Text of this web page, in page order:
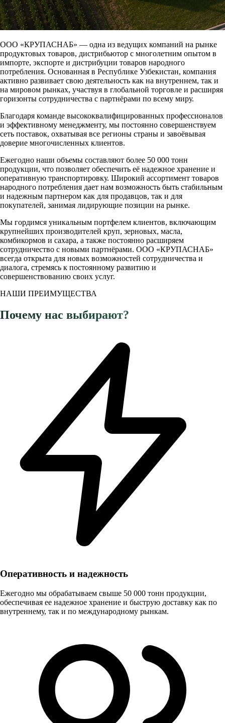
ООО «КРУПАСНАБ» — одна из ведущих компаний на рынке
продуктовых товаров, дистрибьютор с многолетним опытом в
импорте, экспорте и дистрибуции товаров народного
потребления. Основанная в Республике Узбекистан, компания
активно развивает свою деятельность как на внутреннем, так и
на мировом рынках, участвуя в глобальной торговле и расширяя
горизонты сотрудничества с партнёрами по всему миру.
Благодаря команде высококвалифицированных профессионалов
и эффективному менеджменту, мы постоянно совершенствуем
сеть поставок, охватывая все регионы страны и завоёвывая
доверие многочисленных клиентов.
Ежегодно наши объемы составляют более 50 000 тонн
продукции, что позволяет обеспечить её надежное хранение и
оперативную транспортировку. Широкий ассортимент товаров
народного потребления дает нам возможность быть стабильным
и надежным партнером как для продавцов, так и для
покупателей, занимая лидирующие позиции на рынке.
Мы гордимся уникальным портфелем клиентов, включающим
крупнейших производителей круп, зерновых, масла,
комбикормов и сахара, а также постоянно расширяем
сотрудничество с новыми партнёрами. ООО «КРУПАСНАБ»
всегда открыта для новых возможностей сотрудничества и
диалога, стремясь к постоянному развитию и
совершенствованию своих услуг.
НАШИ ПРЕИМУЩЕСТВА
Почему нас выбирают?
Оперативность и надежность
Ежегодно мы обрабатываем свыше 50 000 тонн продукции,
обеспечивая ее надежное хранение и быструю доставку как по
внутреннему, так и по международному рынкам.